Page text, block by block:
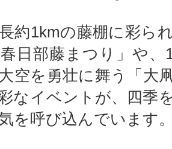
約1kmの藤棚に彩ら
日部藤まつり」や、
空を勇壮に舞う「大
なイベントが、四季
を呼び込んでいます